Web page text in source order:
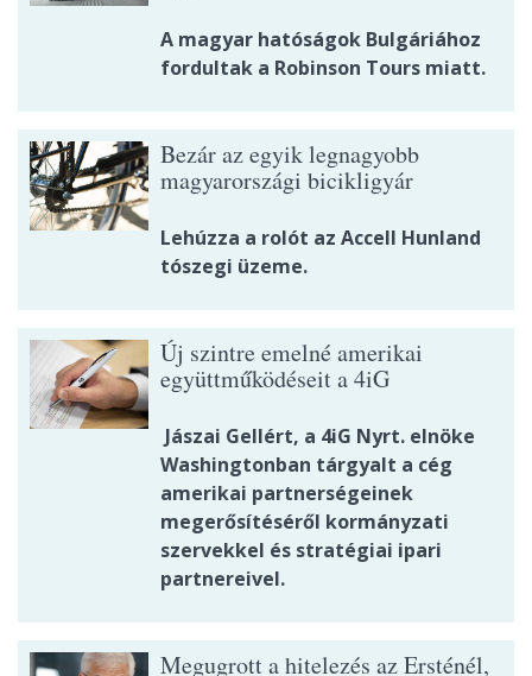
A magyar hatóságok Bulgáriához
fordultak a Robinson Tours miatt.
Bezár az egyik legnagyobb
magyarországi bicikligyár
Lehúzza a rolót az Accell Hunland
tószegi üzeme.
Új szintre emelné amerikai
együttműködéseit a 4iG
Jászai Gellért, a 4iG Nyrt. elnöke
Washingtonban tárgyalt a cég
amerikai partnerségeinek
megerősítéséről kormányzati
szervekkel és stratégiai ipari
partnereivel.
Megugrott a hitelezés az Ersténél,